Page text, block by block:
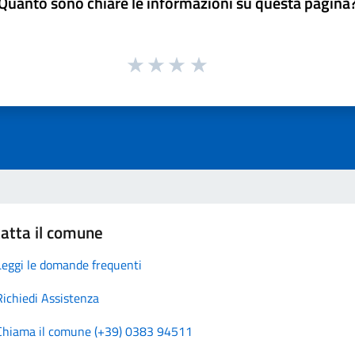
il comune
le domande frequenti
Assistenza
il comune (+39) 0383 94511